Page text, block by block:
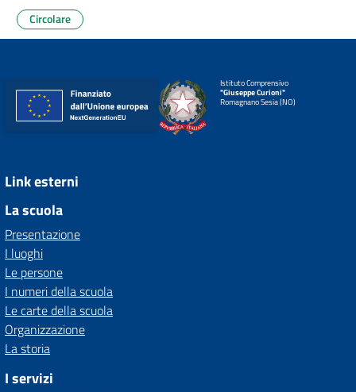
Circolare
Istituto Comprensivo
"Giuseppe Curioni"
Romagnano Sesia (NO)
Link esterni
La scuola
Presentazione
I luoghi
Le persone
I numeri della scuola
Le carte della scuola
Organizzazione
La storia
I servizi